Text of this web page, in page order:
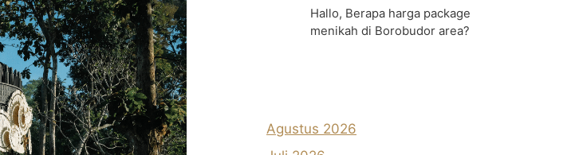
Hallo, Berapa harga package
menikah di Borobudor area?
Agustus 2026